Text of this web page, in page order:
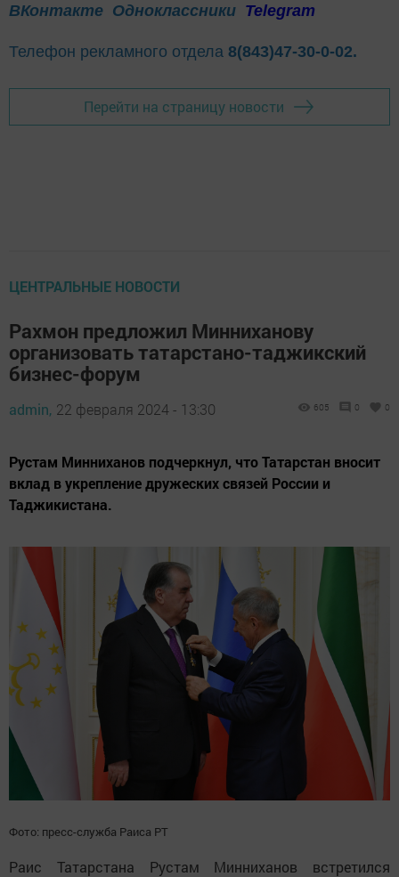
ВКонтакте Одноклассники Telegram
Телефон рекламного отдела 8(843)47-30-0-02.
Перейти на страницу новости
ЦЕНТРАЛЬНЫЕ НОВОСТИ
Рахмон предложил Минниханову
организовать татарстано-таджикский
бизнес-форум
admin, 22 февраля 2024 - 13:30 605 0 0
Рустам Минниханов подчеркнул, что Татарстан вносит
вклад в укрепление дружеских связей России и
Таджикистана.
Фото: пресс-служба Раиса РТ
Раис Татарстана Рустам Минниханов встретился